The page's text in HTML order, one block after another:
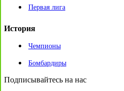
Первая лига
История
Чемпионы
Бомбардиры
Подписывайтесь на нас